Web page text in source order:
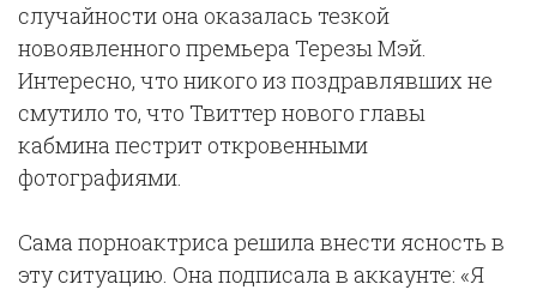
случайности она оказалась тезкой
новоявленного премьера Терезы Мэй.
Интересно, что никого из поздравлявших не
смутило то, что Твиттер нового главы
кабмина пестрит откровенными
фотографиями.
Сама порноактриса решила внести ясность в
эту ситуацию. Она подписала в аккаунте: «Я